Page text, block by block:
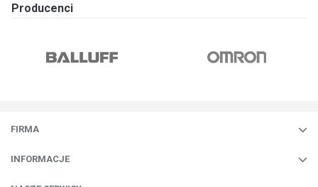
Producenci
FIRMA
INFORMACJE